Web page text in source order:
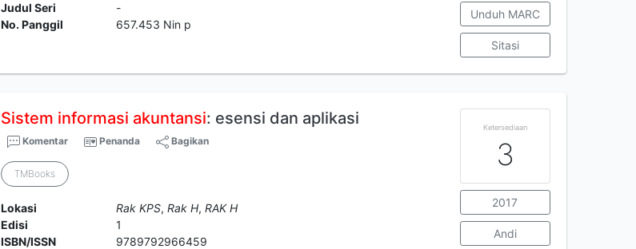
Judul Seri
-
No. Panggil
657.453 Nin p
Unduh MARC
Sitasi
Sistem informasi akuntansi: esensi dan aplikasi
Komentar Penanda Bagikan
TMBooks
Lokasi Rak KPS, Rak H, RAK H
Edisi
1
ISBN/ISSN
9789792966459
Ketersediaan
3
2017
Andi